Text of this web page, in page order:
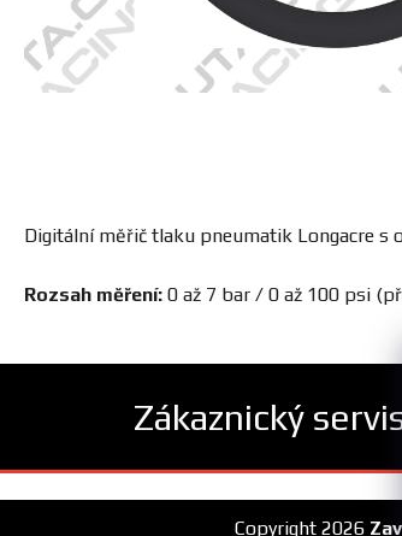
Digitální měřič tlaku pneumatik Longacre
Rozsah měření: 0 až 7 bar / 0 až 100 psi
Zákaznický
Copyright 2026